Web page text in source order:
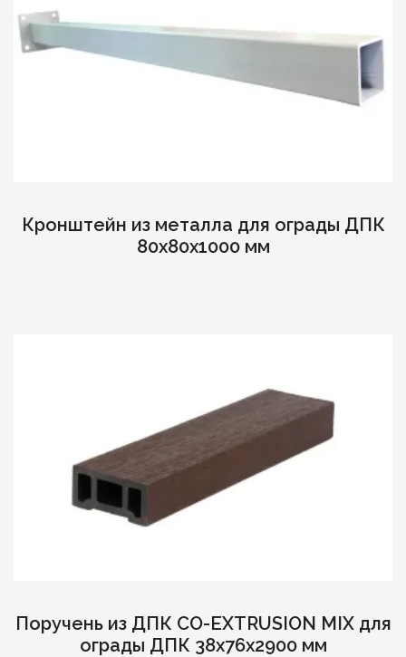
Кронштейн из металла для ограды ДПК
80х80х1000 мм
Поручень из ДПК CO-EXTRUSION MIX для
ограды ДПК 38х76х2900 мм